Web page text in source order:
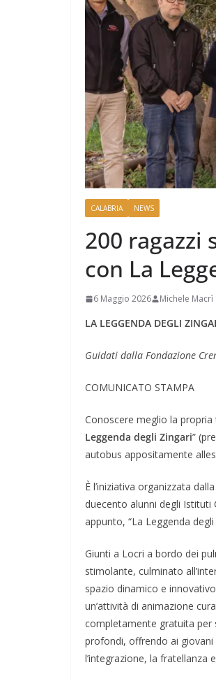
CALABRIA NEWS
200 ragazzi
con La
6 Maggio 2026 Michele Macrì
LA LEGGENDA DEGLI
Guidati dalla Fondazione
COMUNICATO STAMPA
Conoscere meglio la propria
Leggenda degli Zingari”
autobus appositamente
È l’iniziativa organizzata dalla
duecento alunni degli Istituti
appunto, “La Leggenda
Giunti a Locri a bordo dei
stimolante, culminato
spazio dinamico e
un’attività di animazione
completamente gratuita per
profondi, offrendo ai giovani
l’integrazione, la fratellanza